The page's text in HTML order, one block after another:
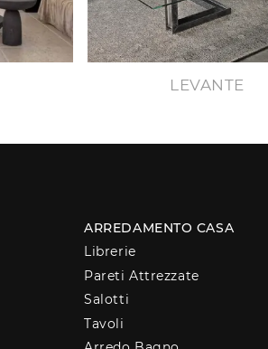
LEVANTE
ARREDAMENTO CASA
Librerie
Pareti Attrezzate
Salotti
Tavoli